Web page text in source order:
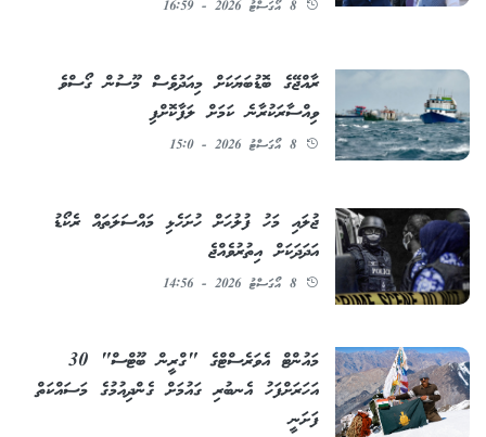
8 އޯގަސްޓު 2026 - 16:59
ރާއްޖޭގެ ބޮޑުބަޔަކަށް މިއަދުވެސް މޫސުން ގޯސްވެ
ވިއްސާރަކުރާނެ ކަމަށް ލަފާކޮށްފި
8 އޯގަސްޓު 2026 - 15:0
ޖުލައި މަހު ފުލުހަށް ހުށަހެޅި މައްސަލަތައް ރެކޯޑު
އަދަދަކަށް އިތުރުވެއްޖެ
8 އޯގަސްޓު 2026 - 14:56
މައުންޓް އެވަރެސްޓްގެ "ގްރީން ބޫޓްސް" 30
އަހަރަށްފަހު އެނބުރި ގައުމަށް ގެންދިއުމުގެ މަސައްކަތް
ފަށަނީ